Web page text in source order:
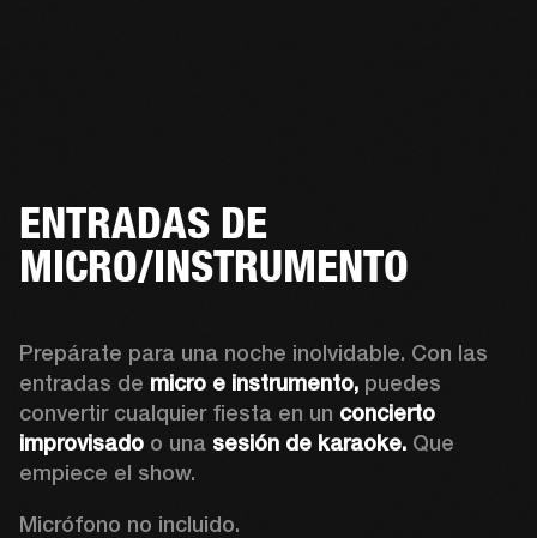
ENTRADAS DE
MICRO/INSTRUMENTO
Prepárate para una noche inolvidable. Con las
entradas de micro e instrumento, puedes
convertir cualquier fiesta en un concierto
improvisado o una sesión de karaoke. Que
Micrófono no incluido.